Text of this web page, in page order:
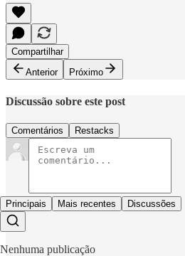
Compartilhar
Anterior
Próximo
Discussão sobre este post
Comentários Restacks
Principais Mais recentes Discussões
Nenhuma publicação